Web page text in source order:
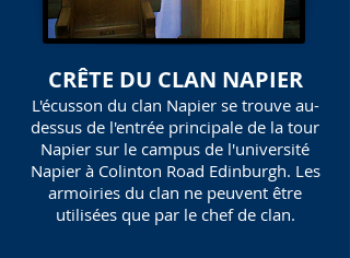
CRÊTE DU CLAN NAPIER
L'écusson du clan Napier se trouve au-
dessus de l'entrée principale de la tour
Napier sur le campus de l'université
Napier à Colinton Road Edinburgh. Les
armoiries du clan ne peuvent être
utilisées que par le chef de clan.